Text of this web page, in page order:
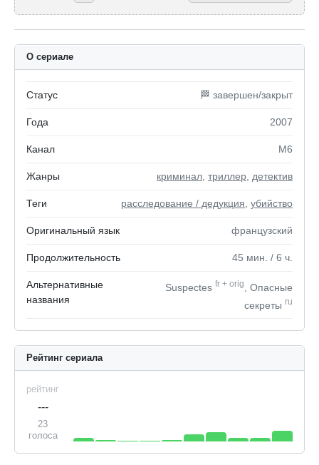
О сериале
Статус 🏁 завершен/закрыт
Года 2007
Канал M6
Жанры криминал триллер детектив
Теги расследование / дедукция убийство
Оригинальный язык французский
Продолжительность 45 мин. / 6 ч.
Альтернативные
названия
Suspectes fr + orig
, Опасные
секреты ru
Рейтинг сериала
рейтинг
---
23
голоса